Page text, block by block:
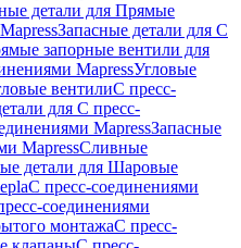
детали для Прямые
Запасные детали для С
запорные вентили для
MapressУгловые
вентилиС пресс-
для С пресс-
MapressЗапасные
MapressСливные
детали для Шаровые
С пресс-соединениями
соединениями
монтажаС пресс-